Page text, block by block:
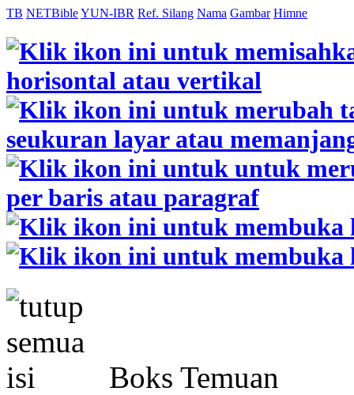
TB NETBibleYUN-IBR Ref. Silang Nama Gambar Himne
Boks Temuan